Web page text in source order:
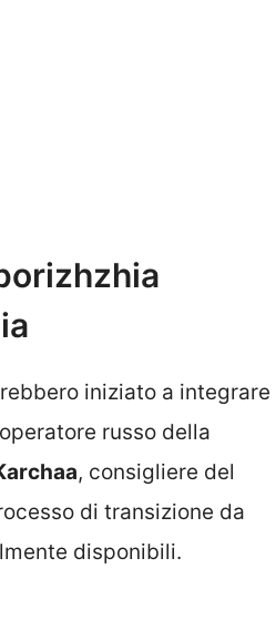
iniziato a integrare
russo della
, consigliere del
di transizione da
disponibili.